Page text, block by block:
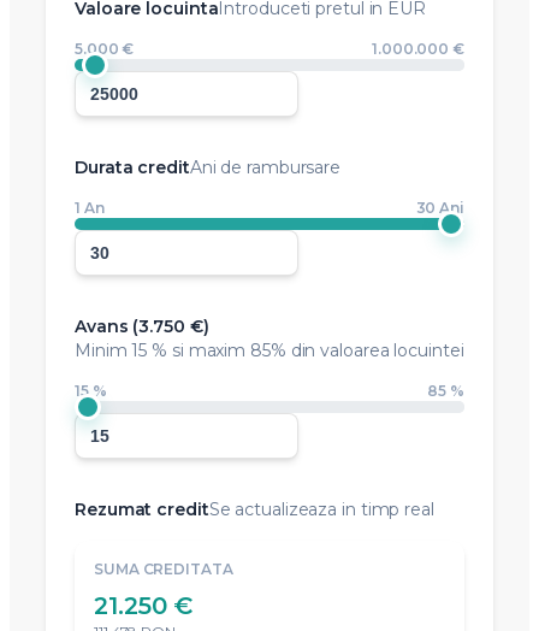
Status imobilSelectati situatia curenta
Nu detin un imobil
Valoare locuintaIntroduceti pretul in EUR
5.000 €
Durata credit
Avans (3.750 €
Minim15 % si maxim 85% din valoarea locuintei